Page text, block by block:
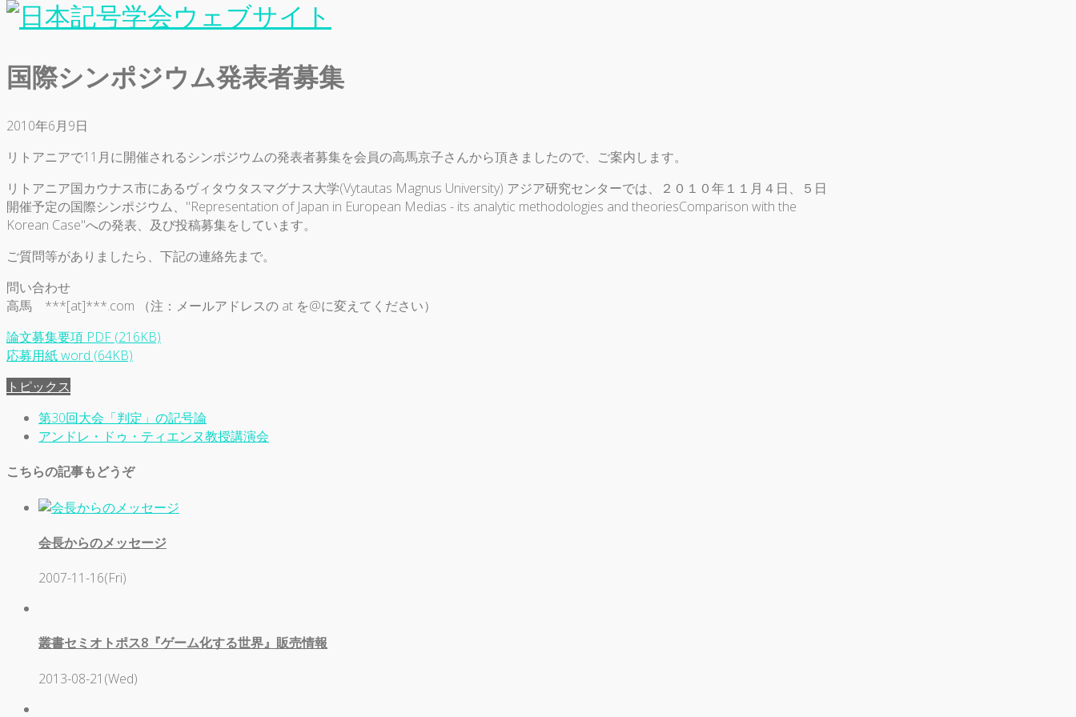
国際シンポジウム発表者募集
2010年6月9日
リトアニアで11月に開催されるシンポジウムの発表者募集を会員の高馬京子さんから頂きましたので、ご案内します。
リトアニア国カウナス市にあるヴィタウタスマグナス大学(Vytautas Magnus University) アジア研究センターでは、２０１０年１１月４日、５日
開催予定の国際シンポジウム、"Representation of Japan in European Medias - its analytic methodologies and theoriesComparison with the
Korean Case"への発表、及び投稿募集をしています。
ご質問等がありましたら、下記の連絡先まで。
問い合わせ
高馬 ***[at]***.com （注：メールアドレスの at を@に変えてください）
論文募集要項 PDF (216KB)
応募用紙 word (64KB)
トピックス
第30回大会「判定」の記号論
アンドレ・ドゥ・ティエンヌ教授講演会
こちらの記事もどうぞ
会長からのメッセージ
2007-11-16(Fri)
叢書セミオトポス8『ゲーム化する世界』販売情報
2013-08-21(Wed)